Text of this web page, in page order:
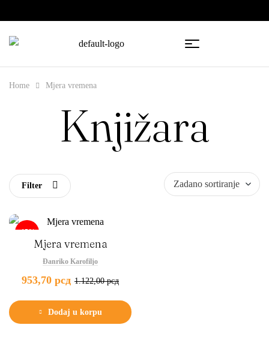
Home Mjera vremena
Knjižara
Filter
-15%
Mjera vremena
Đanriko Karofiljo
1.122,00рсд
953,70 рсд
Dodaj u korpu